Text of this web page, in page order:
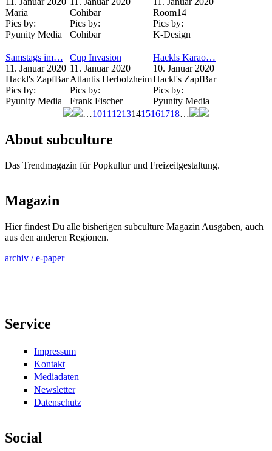
Maria
Pics by:
Pyunity Media
Cohibar
Pics by:
Cohibar
Room14
Pics by:
K-Design
Samstags im…
11. Januar 2020
Hackl's ZapfBar
Pics by:
Pyunity Media
Cup Invasion
11. Januar 2020
Atlantis Herbolzheim
Pics by:
Frank Fischer
Hackls Karao…
10. Januar 2020
Hackl's ZapfBar
Pics by:
Pyunity Media
…1011 12131415161718…
About subculture
Das Trendmagazin für Popkultur und Freizeitgestaltung.
Magazin
Hier findest Du alle bisherigen subculture Magazin Ausgaben, auch
aus den anderen Regionen.
archiv / e-paper
Service
Impressum
Kontakt
Mediadaten
Newsletter
Datenschutz
Social